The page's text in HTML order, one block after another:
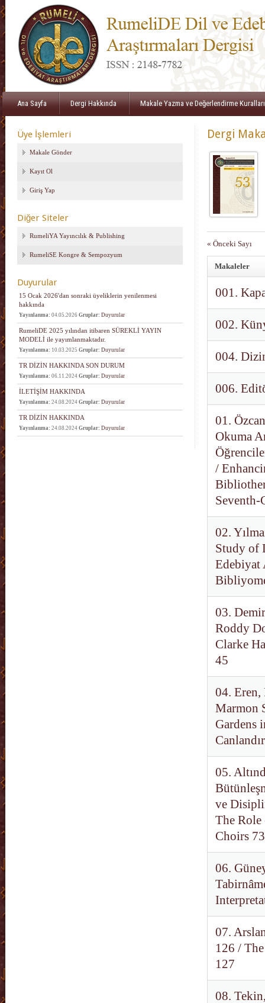
Ana Sayfa Dergi Hakkında Makale Yazma ve Değerlendirme Kuralları
Üye İşlemleri
Makale Gönder
Kayıt Ol
Giriş Yap
Diğer Siteler
RumeliYA Yayıncılık & Publishing
RumeliSE Kongre & Sempozyum
Duyurular
15 Ocak 2026'dan sonraki üyeliklerin yenilenmesi
hakkında
Yayınlanma: 04.05.2026 Gruplar: Duyurular
RumeliDE 2025 yılından itibaren SÜREKLİ YAYIN
MODELİ ile yayımlanmaktadır.
Yayınlanma: 10.03.2025 Gruplar: Duyurular
TR DİZİN HAKKINDA SON DURUM
Yayınlanma: 06.11.2024 Gruplar: Duyurular
İLETİŞİM HAKKINDA
Yayınlanma: 24.08.2024 Gruplar: Duyurular
TR DİZİN HAKKINDA
Yayınlanma: 24.08.2024 Gruplar: Duyurular
Dergi
« Önceki Sayı
Makaleler
001.
002.
004.
006.
01.
Okuma
/
Seventh-
02.
Study of
Edebiyat
03.
Roddy
Clarke
45
04. Eren,
Marmon
Gardens
05.
ve
The
Choirs 73
06.
07.
126 /
127
08.